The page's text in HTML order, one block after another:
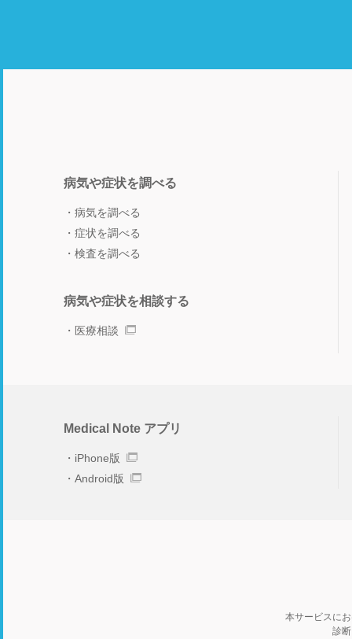
病気や症状を調べる
病気を調べる
症状を調べる
検査を調べる
病気や症状を相談する
医療相談
Medical Note アプリ
iPhone版
Android版
本サービスに
診